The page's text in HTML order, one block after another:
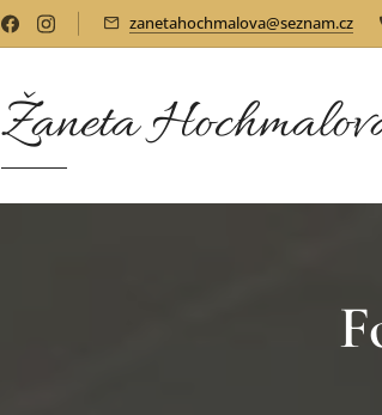
zanetahochmalova@seznam.cz
Žaneta